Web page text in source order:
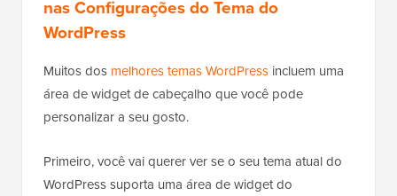
nas Configurações do Tema do
WordPress
Muitos dos melhores temas WordPress incluem uma
área de widget de cabeçalho que você pode
personalizar a seu gosto.
Primeiro, você vai querer ver se o seu tema atual do
WordPress suporta uma área de widget do